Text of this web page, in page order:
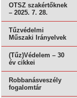
OTSZ szakértőknek
– 2025. 7. 28.
Tűzvédelmi
Műszaki Irányelvek
(Tűz)Védelem – 30
év cikkei
Robbanásveszély
fogalomtár